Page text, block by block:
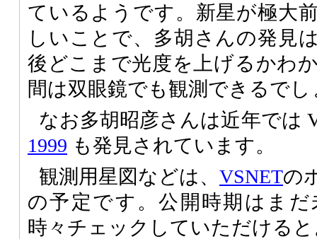
ているようです。新星が極大
しいことで、多胡さんの発見
後どこまで光度を上げるかわ
間は双眼鏡でも観測できるでし
なお多胡昭彦さんは近年では
1999 も発見されています。
観測用星図などは、 VSNETの
の予定です。公開時期はま
時々チェックしていただける